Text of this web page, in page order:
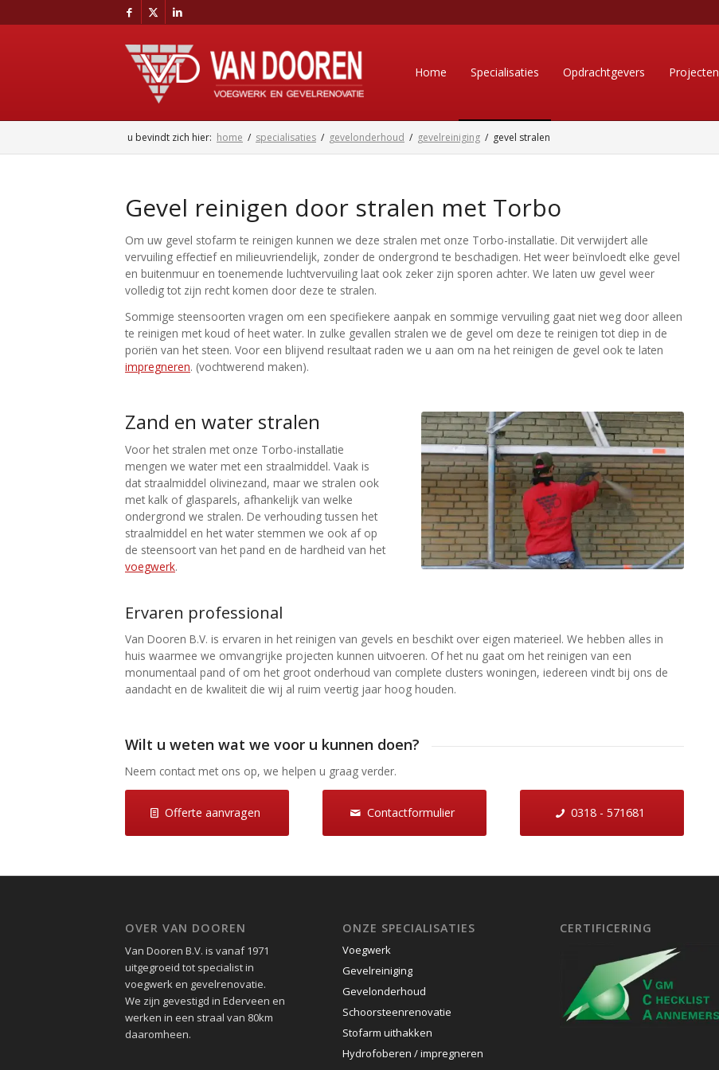
Home Specialisaties Opdrachtgevers Projecten
u bevindt zich hier: home / specialisaties / gevelonderhoud / gevelreiniging / gevel stralen
Gevel reinigen door stralen met Torbo
Om uw gevel stofarm te reinigen kunnen we deze stralen met onze Torbo-installatie. Dit verwijdert alle
vervuiling effectief en milieuvriendelijk, zonder de ondergrond te beschadigen. Het weer beïnvloedt elke gevel
en buitenmuur en toenemende luchtvervuiling laat ook zeker zijn sporen achter. We laten uw gevel weer
volledig tot zijn recht komen door deze te stralen.
Sommige steensoorten vragen om een specifiekere aanpak en sommige vervuiling gaat niet weg door alleen
te reinigen met koud of heet water. In zulke gevallen stralen we de gevel om deze te reinigen tot diep in de
poriën van het steen. Voor een blijvend resultaat raden we u aan om na het reinigen de gevel ook te laten
impregneren. (vochtwerend maken).
Zand en water stralen
Voor het stralen met onze Torbo-installatie
mengen we water met een straalmiddel. Vaak is
dat straalmiddel olivinezand, maar we stralen ook
met kalk of glasparels, afhankelijk van welke
ondergrond we stralen. De verhouding tussen het
straalmiddel en het water stemmen we ook af op
de steensoort van het pand en de hardheid van het
voegwerk.
Ervaren professional
Van Dooren B.V. is ervaren in het reinigen van gevels en beschikt over eigen materieel. We hebben alles in
huis waarmee we omvangrijke projecten kunnen uitvoeren. Of het nu gaat om het reinigen van een
monumentaal pand of om het groot onderhoud van complete clusters woningen, iedereen vindt bij ons de
aandacht en de kwaliteit die wij al ruim veertig jaar hoog houden.
Wilt u weten wat we voor u kunnen doen?
Neem contact met ons op, we helpen u graag verder.
Offerte aanvragen Contactformulier 0318 - 571681
OVER VAN DOOREN
Van Dooren B.V. is vanaf 1971
uitgegroeid tot specialist in
voegwerk en gevelrenovatie.
We zijn gevestigd in Ederveen en
werken in een straal van 80km
daaromheen.
ONZE SPECIALISATIES
Voegwerk
Gevelreiniging
Gevelonderhoud
Schoorsteenrenovatie
Stofarm uithakken
Hydrofoberen / impregneren
CERTIFICERING